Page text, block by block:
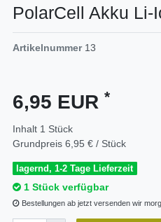
PolarCell Akku Li-
Artikelnummer 13
6,95 EUR *
Inhalt 1 Stück
Grundpreis 6,95 € / Stück
lagernd, 1-2 Tage Lieferzeit
1 Stück verfügbar
Bestellungen ab jetzt versenden wir